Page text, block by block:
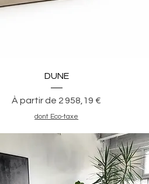
Aperçu rapide
DUNE
À partir de 2 958,19 €
Prix promotionnel
dont Eco-taxe